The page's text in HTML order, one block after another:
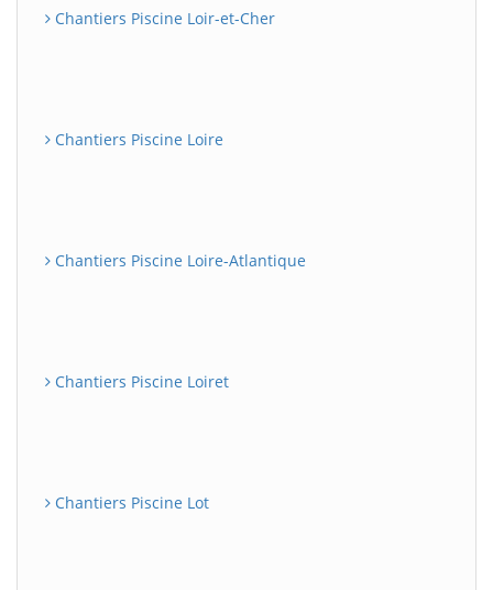
Chantiers Piscine Loir-et-Cher
Chantiers Piscine Loire
Chantiers Piscine Loire-Atlantique
Chantiers Piscine Loiret
Chantiers Piscine Lot